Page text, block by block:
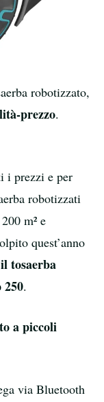
robotizzato,
prezzo.
i prezzi e per
robotizzati
m² e
quest’anno
il tosaerba
.
a piccoli
via Bluetooth